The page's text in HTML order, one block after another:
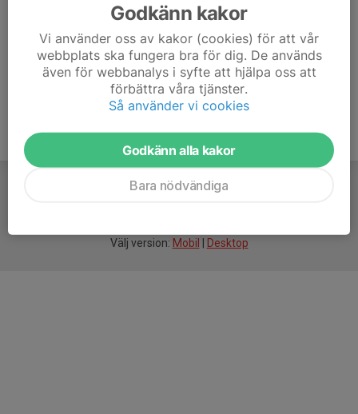
Välj version: Mobil Desktop
Godkänn kakor
Vi använder oss av kakor (cookies) för att vår
webbplats ska fungera bra för dig. De används
även för webbanalys i syfte att hjälpa oss att
förbättra våra tjänster.
Så använder vi cookies
Godkänn alla kakor
Bara nödvändiga